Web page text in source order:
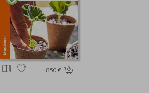
8.50 €